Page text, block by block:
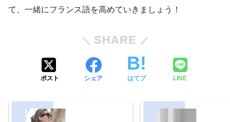
て、一緒にフランス語を高めていきましょう！
SHARE
ポスト シェア はてブ LINE